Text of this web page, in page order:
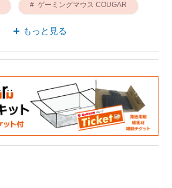
ゲーミングマウス COUGAR
光学式 COUGAR
もっと見る